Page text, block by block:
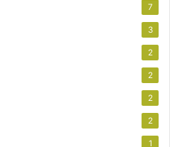
7
3
2
2
2
2
1